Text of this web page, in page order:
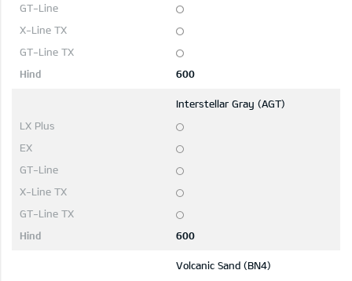
600
Interstellar Gray (AGT)
600
Volcanic Sand (BN4)